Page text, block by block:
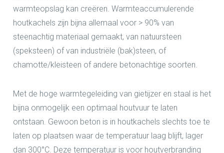
warmteopslag kan creëren. Warmteaccumulerende
houtkachels zijn bijna allemaal voor > 90% van
steenachtig materiaal gemaakt, van natuursteen
(speksteen) of van industriële (bak)steen, of
chamotte/kleisteen of andere betonachtige soorten.
Met de hoge warmtegeleiding van gietijzer en staal is het
bijna onmogelijk een optimaal houtvuur te laten
ontstaan. Gewoon beton is in houtkachels slechts toe te
laten op plaatsen waar de temperatuur laag blijft, lager
dan 300°C. Deze temperatuur is voor houtverbranding